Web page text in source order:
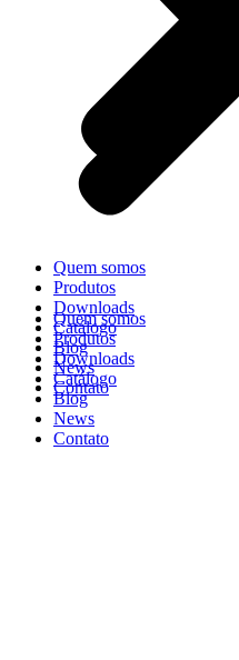
Quem somos
Produtos
Downloads
Catálogo
Blog
News
Contato
Quem somos
Produtos
Downloads
Catálogo
Blog
News
Contato